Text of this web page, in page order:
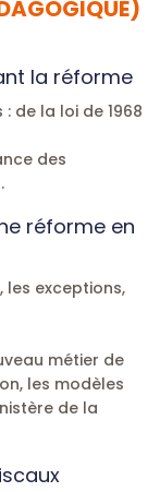
la réforme
de la loi de 1968
des
réforme en
les exceptions,
métier de
les modèles
de la